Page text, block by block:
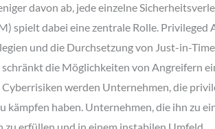
davon ab, jede einzelne
spielt dabei eine zentrale Rolle. Privileged
und die Durchsetzung von Just-in-
die Möglichkeiten von Angreifern
werden Unternehmen, die
haben. Unternehmen, die ihn zu